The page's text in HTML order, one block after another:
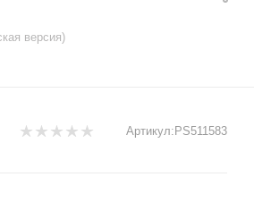
версия)
Артикул: PS511583